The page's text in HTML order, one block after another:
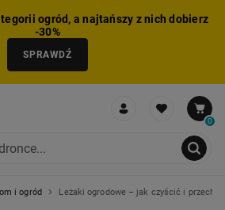
ogród, a najtańszy z nich dobierz
-30%
SPRAWDŹ
0
i ogród Leżaki ogrodowe – jak czyścić i